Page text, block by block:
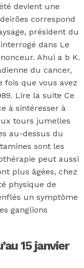
devient une
correspond
président du
dans Le
Ahui a b K.
du cancer,
fois que vous avez
Lire la suite Ce
à sintéresser à
tours jumelles
au-dessus du
sont les
peut aussi
plus âgées, chez
physique de
un symptôme
ganglions
15 janvier